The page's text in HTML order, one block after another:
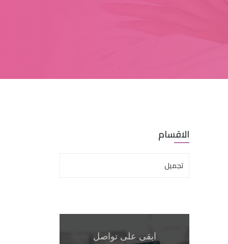
الاقسام
تجميل
ابقى على تواصل